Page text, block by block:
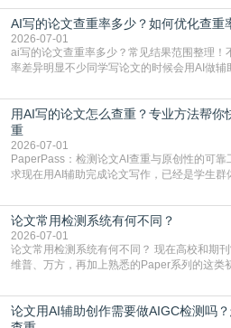
五遍还是过不了预检测的大有人在，这时候
站，就能少走好多弯路。PaperPass：守护学
容的学术合规痛点去年帮一个本科师弟改
AI写的论文查重率多少？如何优化查重
2026-07-01
ai写的论文查重率多少？常见结果范围整理！
率差异明显不少同学写论文的时候会用AI做辅
实际情况和大家想的不太一样。AI训练依赖
内容本质是按照语义概率拼接已有内容，很
直接引用整段已有内容，所以查重率偏高是
用AI写的论文怎么查重？专业方法帮
重
2026-07-01
PaperPass：检测论文AI查重与原创性的可
求现在用AI辅助完成论文写作，已经是学生群
但很多人忽略了，AI生成的内容天生带有重
含大量已公开的学术内容、网络原创内容，AI
复片
论文常用检测系统有何不同？
2026-07-01
论文常用检测系统有何不同？ 现在高校和期刊常用的论文查重系统主要是知网、
维普、万方，再加上熟悉的Paper系列的这类
查数值误导。知网（CNKI）是学校定稿检测
生联合比对库，能比历届学长论文，硕博用
论文用AI辅助创作需要做AIGC检测吗